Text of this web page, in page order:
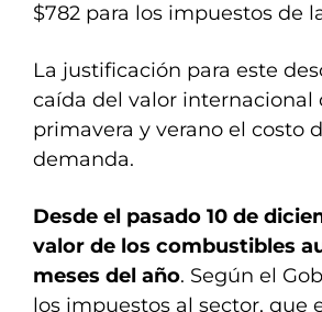
$782 para los impuestos de
La justificación para este
caída del valor internacional
primavera y verano el costo
demanda.
Desde el pasado 10 de
valor de los combustibles
meses del año. Según el
los impuestos al sector, que